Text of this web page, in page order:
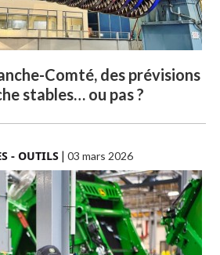
Comté, des prévisions
stables… ou pas ?
- OUTILS| 03 mars 2026